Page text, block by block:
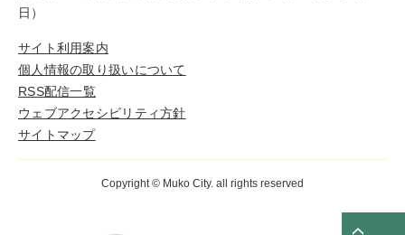
日）
サイト利用案内
個人情報の取り扱いについて
RSS配信一覧
ウェブアクセシビリティ方針
サイトマップ
Copyright © Muko City. all rights reserved